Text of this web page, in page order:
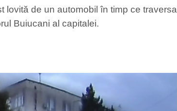
lovită de un automobil în timp ce traversa
Buiucani al capitalei.